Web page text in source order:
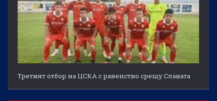
Третият отбор на ЦСКА с равенство срещу Славата